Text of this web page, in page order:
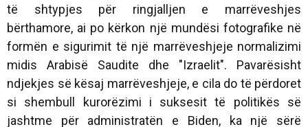
të shtypjes për ringjalljen e marrëveshjes
bërthamore, ai po kërkon një mundësi fotografike në
formën e sigurimit të një marrëveshjeje normalizimi
midis Arabisë Saudite dhe "Izraelit". Pavarësisht
ndjekjes së kësaj marrëveshjeje, e cila do të përdoret
si shembull kurorëzimi i suksesit të politikës së
jashtme për administratën e Biden, ka një sërë